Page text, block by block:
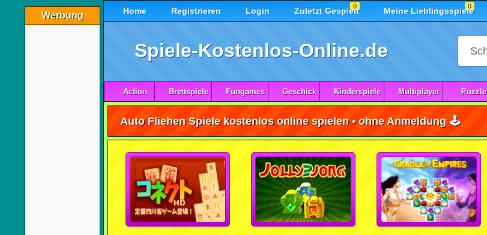
Werbung Home Registrieren Login Zuletzt Gespielt
0 Meine Lieblingsspiele
0
Spiele-Kostenlos-Online.de
Action Brettspiele Fungames Geschick Kinderspiele Multiplayer Puzzle
Auto Fliehen Spiele kostenlos online spielen • ohne Anmeldung 🕹️